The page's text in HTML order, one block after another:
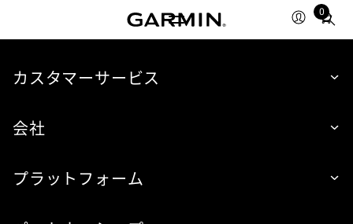
0
Total
カスタマーサービス
会社
プラットフォーム